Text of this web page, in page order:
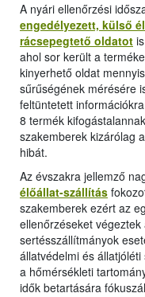
A nyári ellenőrzési
engedélyezett, külső
rácsepegtető oldatot
ahol sor került a
kinyerhető oldat
sűrűségének mérésére
feltüntetett
8 termék
szakemberek kizárólag
hibát.
Az évszakra jellemző
élőállat-szállítás
szakemberek ezért az
ellenőrzéseket
sertésszállítmányok
állatvédelmi és
a hőmérsékleti
idők betartására